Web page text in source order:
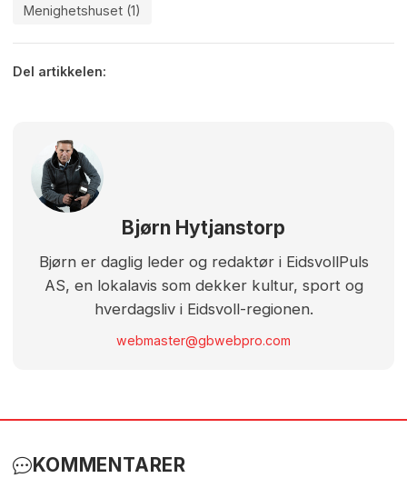
Menighetshuset (1)
Del artikkelen:
Bjørn Hytjanstorp
Bjørn er daglig leder og redaktør i EidsvollPuls
AS, en lokalavis som dekker kultur, sport og
hverdagsliv i Eidsvoll-regionen.
webmaster@gbwebpro.com
KOMMENTARER